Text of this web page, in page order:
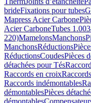
brideFixations pour tubes
Mapress Acier Carbone
Acier CarboneTubes
220)MamelonsManchons
ManchonsRéductions
RéductionsCoudesPièces
détachées pour Tés
Raccords en croix
Raccords indémontables
démontablesPièces
démontables